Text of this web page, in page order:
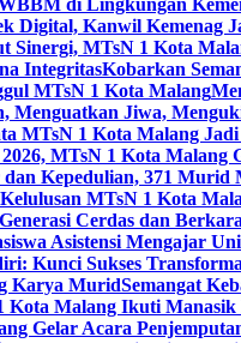
di Lingkungan
Kanwil Kemenag
Sinergi, MTsN 1 Kota
IntegritasKobarkan
MTsN 1 Kota Malang
Menguatkan Jiwa,
MTsN 1 Kota Malang
MTsN 1 Kota Malang
Kepedulian, 371 Murid
MTsN 1 Kota
Cerdas dan
Asistensi Mengajar
Kunci Sukses
Karya MuridSemangat
Malang Ikuti Manasik
Gelar Acara